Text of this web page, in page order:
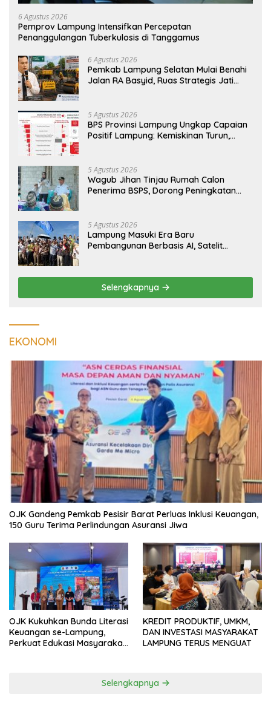
6 Agustus 2026
Pemprov Lampung Intensifkan Percepatan
Penanggulangan Tuberkulosis di Tanggamus
6 Agustus 2026
Pemkab Lampung Selatan Mulai Benahi
Jalan RA Basyid, Ruas Strategis Jati
5 Agustus 2026
BPS Provinsi Lampung Ungkap Capaian
Positif Lampung: Kemiskinan Turun,
5 Agustus 2026
Wagub Jihan Tinjau Rumah Calon
Penerima BSPS, Dorong Peningkatan
5 Agustus 2026
Lampung Masuki Era Baru
Pembangunan Berbasis AI, Satelit
Selengkapnya
EKONOMI
OJK Gandeng Pemkab Pesisir Barat Perluas Inklusi Keuangan,
150 Guru Terima Perlindungan Asuransi Jiwa
OJK Kukuhkan Bunda Literasi
Keuangan se-Lampung,
Perkuat Edukasi Masyarakat
KREDIT PRODUKTIF, UMKM,
DAN INVESTASI MASYARAKAT
LAMPUNG TERUS MENGUAT
Selengkapnya